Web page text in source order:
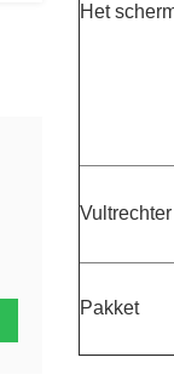
Het
Vultrechter
Pakket